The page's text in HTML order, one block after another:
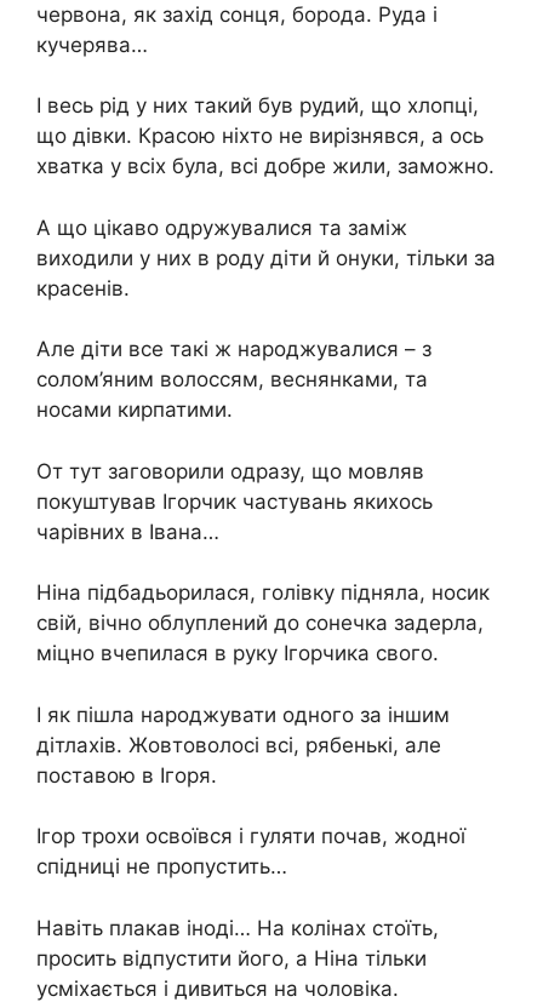
червона, як захід сонця, борода. Руда і
кучерява…
І весь рід у них такий був рудий, що хлопці,
що дівки. Красою ніхто не вирізнявся, а ось
хватка у всіх була, всі добре жили, заможно.
А що цікаво одружувалися та заміж
виходили у них в роду діти й онуки, тільки за
красенів.
Але діти все такі ж народжувалися – з
солом’яним волоссям, веснянками, та
носами кирпатими.
От тут заговорили одразу, що мовляв
покуштував Ігорчик частувань якихось
чарівних в Івана…
Ніна підбадьорилася, голівку підняла, носик
свій, вічно облуплений до сонечка задерла,
міцно вчепилася в руку Ігорчика свого.
І як пішла народжувати одного за іншим
дітлахів. Жовтоволосі всі, рябенькі, але
поставою в Ігоря.
Ігор трохи освоївся і гуляти почав, жодної
спідниці не пропустить…
Навіть плакав іноді… На колінах стоїть,
просить відпустити його, а Ніна тільки
усміхається і дивиться на чоловіка.